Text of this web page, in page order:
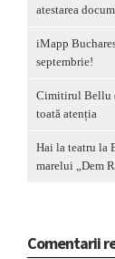
atestarea
iMapp
septembrie!
Cimitirul Bellu
toată atenția
Hai la teatru la
marelui „Dem
Comentarii